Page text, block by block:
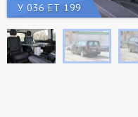
У 036 ЕТ 199